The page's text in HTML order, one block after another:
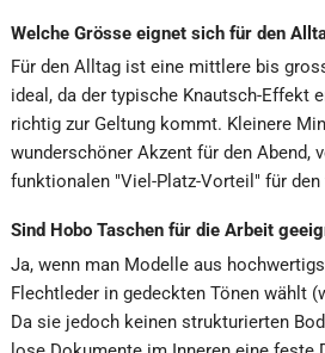
Welche Grösse eignet sich für den
Für den Alltag ist eine mittlere bis
ideal, da der typische Knautsch-Effekt
richtig zur Geltung kommt. Kleinere
wunderschöner Akzent für den Abend,
funktionalen "Viel-Platz-Vorteil" für den
Sind Hobo Taschen für die Arbeit
Ja, wenn man Modelle aus
Flechtleder in gedeckten Tönen wählt
Da sie jedoch keinen strukturierten